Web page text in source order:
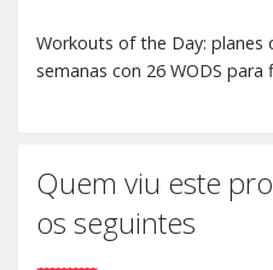
Workouts of the Day: planes
semanas con 26 WODS
Quem viu este
os seguintes